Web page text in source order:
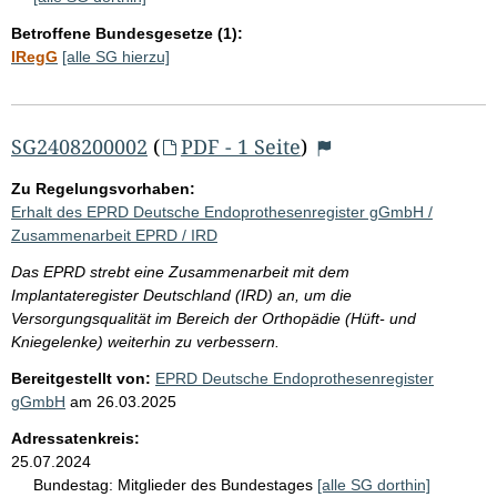
Betroffene Bundesgesetze (1):
IRegG [alle SG hierzu]
SG2408200002 ( PDF - 1 Seite)
Zu Regelungsvorhaben:
Erhalt des EPRD Deutsche Endoprothesenregister gGmbH /
Zusammenarbeit EPRD / IRD
Das EPRD strebt eine Zusammenarbeit mit dem
Implantateregister Deutschland (IRD) an, um die
Versorgungsqualität im Bereich der Orthopädie (Hüft- und
Kniegelenke) weiterhin zu verbessern.
Bereitgestellt von: EPRD Deutsche Endoprothesenregister
gGmbH am 26.03.2025
Adressatenkreis:
25.07.2024
Bundestag: Mitglieder des Bundestages [alle SG dorthin]